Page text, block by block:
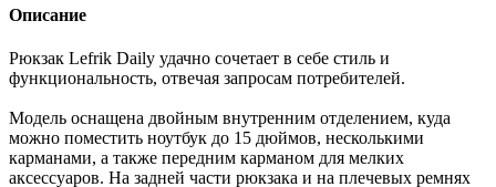
Описание
Рюкзак Lefrik Daily удачно сочетает в себе стиль и
функциональность, отвечая запросам потребителей.
Модель оснащена двойным внутренним отделением, куда
можно поместить ноутбук до 15 дюймов, несколькими
карманами, а также передним карманом для мелких
аксессуаров. На задней части рюкзака и на плечевых ремнях